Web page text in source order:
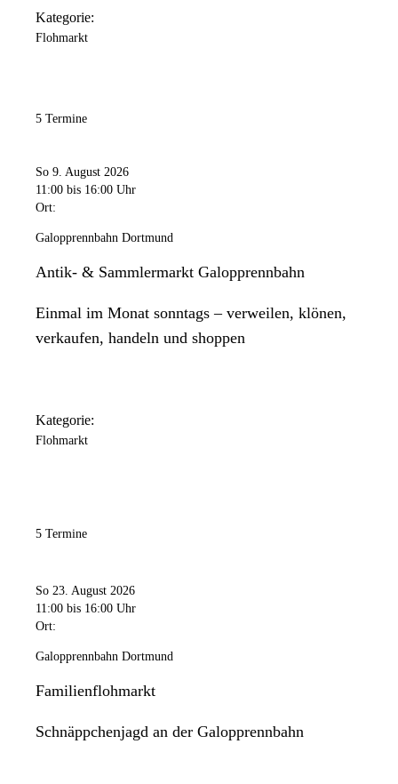
Kategorie:
Flohmarkt
5 Termine
So 9. August 2026
11:00 bis 16:00 Uhr
Ort:
Galopprennbahn Dortmund
Antik- & Sammlermarkt Galopprennbahn
Einmal im Monat sonntags – verweilen, klönen,
verkaufen, handeln und shoppen
Kategorie:
Flohmarkt
5 Termine
So 23. August 2026
11:00 bis 16:00 Uhr
Ort:
Galopprennbahn Dortmund
Familienflohmarkt
Schnäppchenjagd an der Galopprennbahn